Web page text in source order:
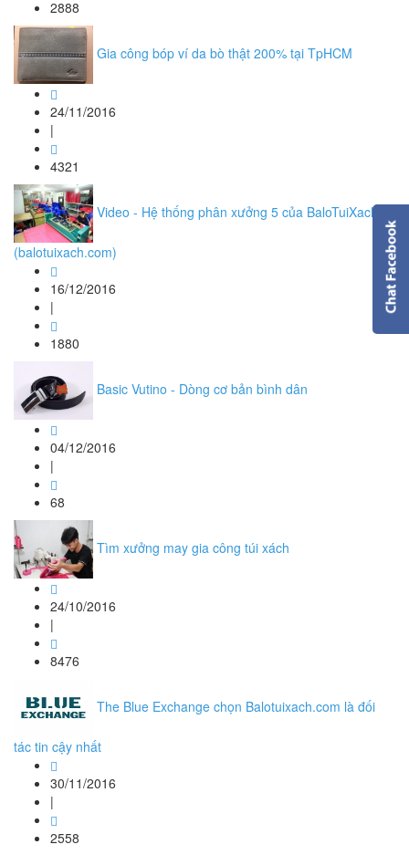
2888
Gia công bóp ví da bò thật 200% tại TpHCM
24/11/2016
|
4321
Video - Hệ thống phân xưởng 5 của BaloTuiXach
(balotuixach.com)
16/12/2016
|
1880
Basic Vutino - Dòng cơ bản bình dân
04/12/2016
|
68
Tìm xưởng may gia công túi xách
24/10/2016
|
8476
The Blue Exchange chọn Balotuixach.com là đối
tác tin cậy nhất
30/11/2016
|
2558